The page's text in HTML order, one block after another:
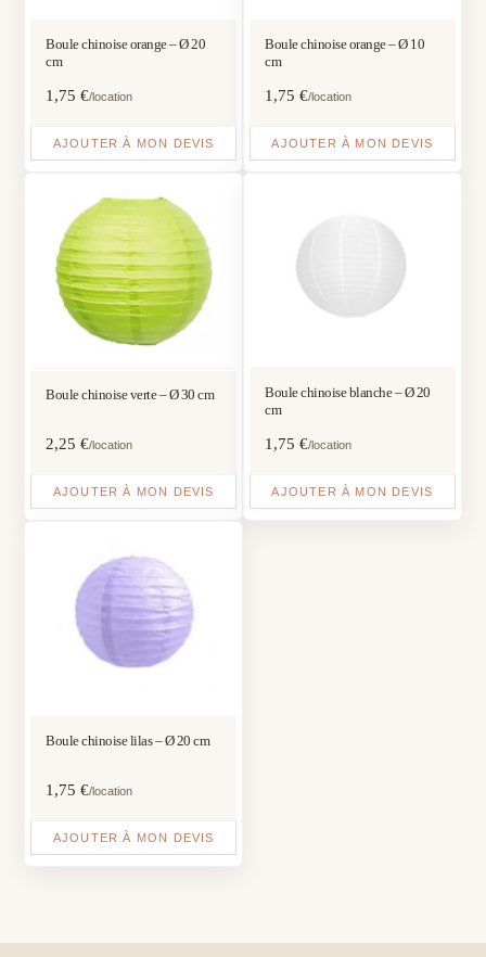
Boule chinoise orange – Ø 20
cm
1,75€/location
AJOUTER À MON DEVIS
Boule chinoise orange – Ø 10
cm
1,75 €/location
AJOUTER À MON DEVIS
Boule chinoise verte – Ø 30 cm
2,25€/location
AJOUTER À MON DEVIS
Boule chinoise blanche – Ø 20
cm
1,75 €/location
AJOUTER À MON DEVIS
Boule chinoise lilas – Ø 20 cm
1,75€/location
AJOUTER À MON DEVIS